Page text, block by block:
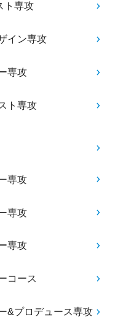
ト専攻
イン専攻
専攻
ト専攻
専攻
専攻
専攻
コース
&プロデュース専攻